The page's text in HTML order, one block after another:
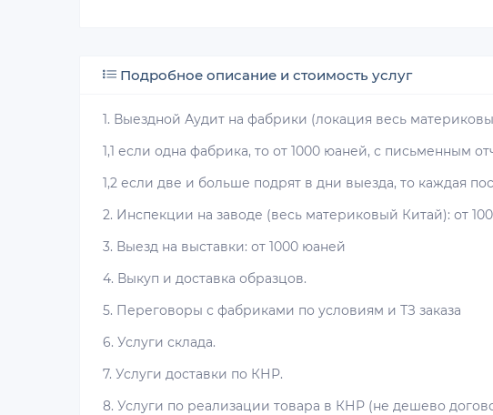
Подробное описание и стоимость услуг
1. Выездной Аудит на фабрики (локация весь
1,1 если одна фабрика, то от 1000 юаней, с письменным
1,2 если две и больше подрят в дни выезда, то каждая
2. Инспекции на заводе (весь материковый Китай): от
3. Выезд на выставки: от 1000 юаней
4. Выкуп и доставка образцов.
5. Переговоры с фабриками по условиям и ТЗ заказа
6. Услуги склада.
7. Услуги доставки по КНР.
8. Услуги по реализации товара в КНР (не дешево